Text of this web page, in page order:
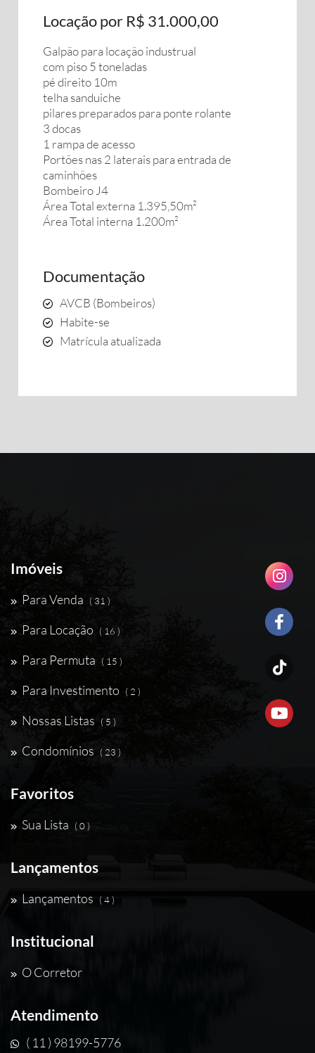
Locação por R$ 31.000,00
Galpão para locação industrual
com piso 5 toneladas
pé direito 10m
telha sanduiche
pilares preparados para ponte rolante
3 docas
1 rampa de acesso
Portões nas 2 laterais para entrada de
caminhões
Bombeiro J4
Área Total externa 1.395,50m²
Área Total interna 1.200m²
Documentação
AVCB (Bombeiros)
Habite-se
Matrícula atualizada
Imóveis
Para Venda ( 31 )
Para Locação ( 16 )
Para Permuta ( 15 )
Para Investimento ( 2 )
Nossas Listas ( 5 )
Condomínios ( 23 )
Favoritos
Sua Lista ( 0 )
Lançamentos
Lançamentos ( 4 )
Institucional
O Corretor
Atendimento
( 11 ) 98199-5776